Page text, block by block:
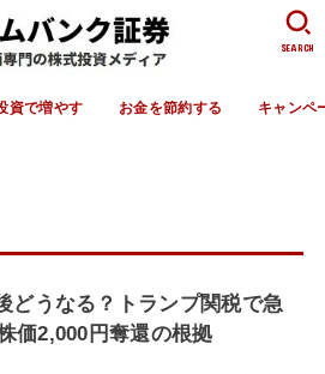
資で増やす お金を節約する キャンペ
SEARCH
どうなる？トランプ関税で急
価2,000円奪還の根拠